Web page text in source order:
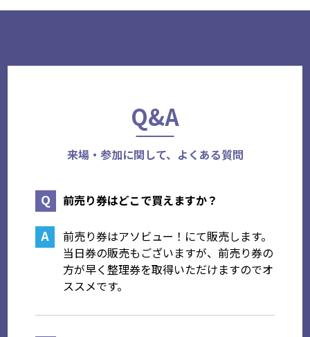
Q&A
来場・参加に関して、よくある質問
前売り券はどこで買えますか？
前売り券はアソビュー！にて販売します。
当日券の販売もございますが、前売り券の
方が早く整理券を取得いただけますのでオ
ススメです。